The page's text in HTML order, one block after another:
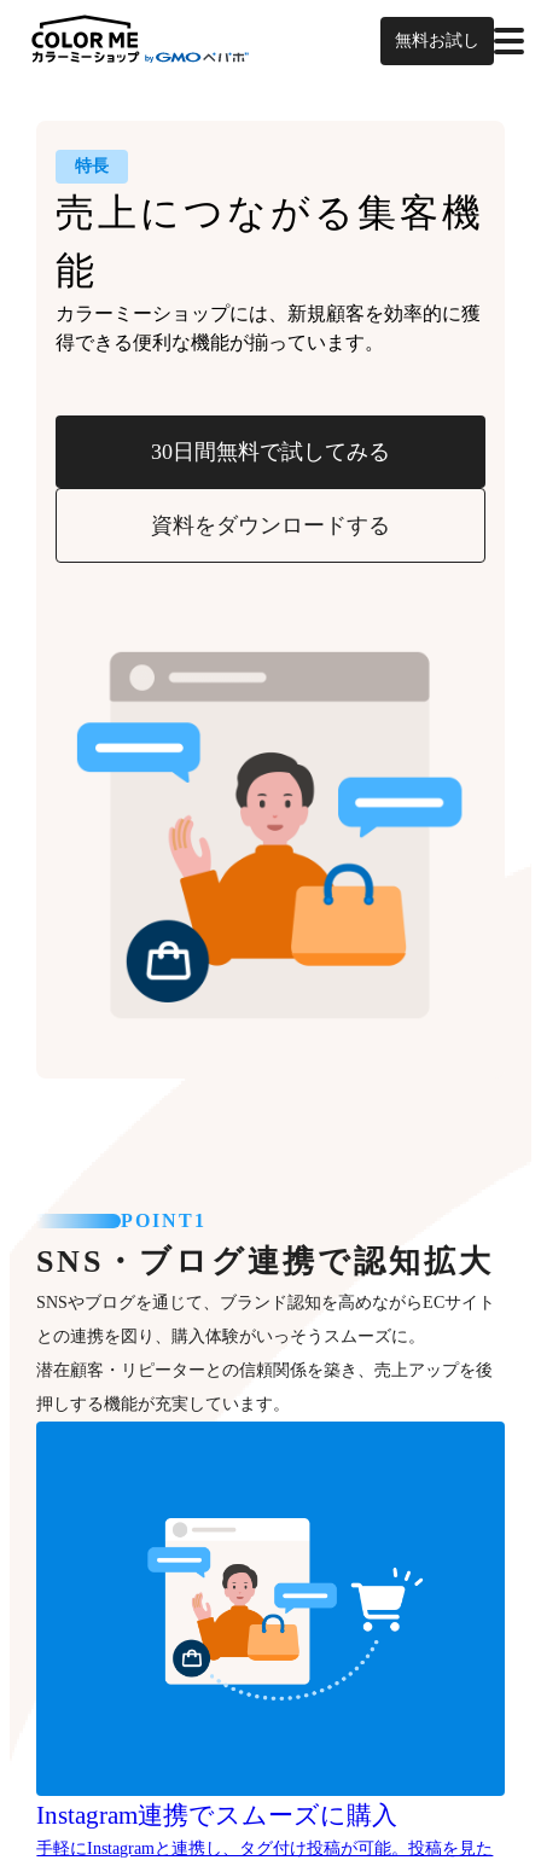
無料お試し
特長
売上につながる集客機
能
カラーミーショップには、 新規顧客を効率的に獲
得できる便利な機能が揃っています。
30日間無料で試してみる
資料をダウンロードする
POINT1
SNS・ブログ連携で認知拡大
SNSやブログを通じて、ブランド認知を高めながらECサイト
との連携を図り、購入体験がいっそうスムーズに。
潜在顧客・リピーターとの信頼関係を築き、売上アップを後
押しする機能が充実しています。
Instagram連携でスムーズに購入
手軽にInstagramと連携し、タグ付け投稿が可能。投稿を見た